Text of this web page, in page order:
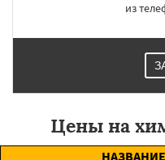
из
Цены на
НАЗВАНИЕ